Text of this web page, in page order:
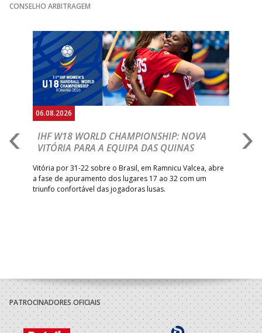
CONSELHO ARBITRAGEM
06.08.2026
IHF W18 WORLD CHAMPIONSHIP: NOVA
VITÓRIA PARA A EQUIPA DAS QUINAS
Vitória por 31-22 sobre o Brasil, em Ramnicu Valcea, abre
a fase de apuramento dos lugares 17 ao 32 com um
triunfo confortável das jogadoras lusas.
Anterior
PATROCINADORES OFICIAIS